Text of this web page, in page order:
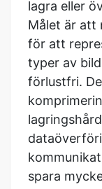
typer av
förlustfri.
spara
kräver
betydande